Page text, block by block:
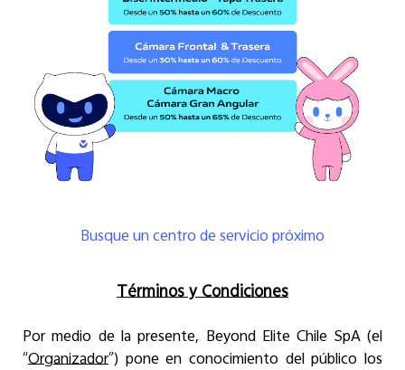
Busque un centro de servicio próximo
Términos y Condiciones
Por medio de la presente, Beyond Elite Chile SpA (el
“Organizador”) pone en conocimiento del público los